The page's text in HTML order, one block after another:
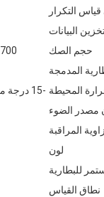
التكرار
البيانات
حجم الصك
700 مم × 135 مم × 115 مم
المدمجة
المحيطة -15 درجة مئوية ~ + 60 درجة مئوية
مصدر الضوء
زاوية المراقبة
لون
للبطارية
نطاق القياس